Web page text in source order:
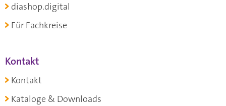
diashop.digital
Für Fachkreise
Kontakt
Kontakt
Kataloge & Downloads